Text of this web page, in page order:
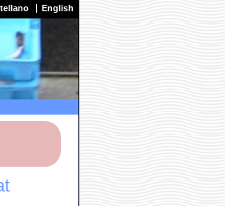
English